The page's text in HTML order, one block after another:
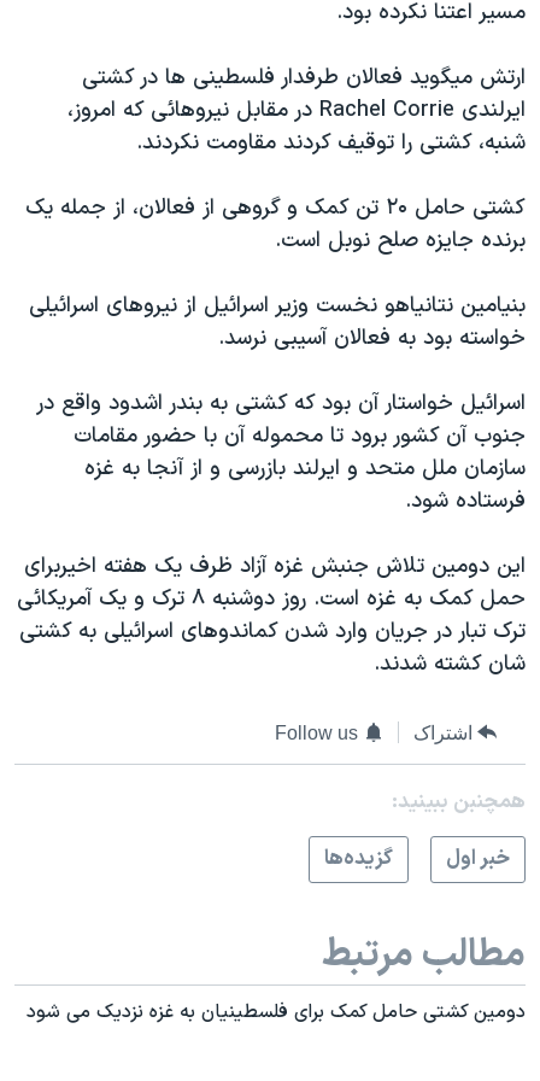
فرهنگ و زندگی
حقوق شهروندی
اقتصادی
علم و فناوری
اسرائیل در جنگ
گالری عکس
مستندها
انتخابات ریاست جمهوری آمریکا ۲۰۲۴
حمله جمهوری اسلامی به اسرائیل
رمز مهسا
ورزش زنان در ایران
اعتراضات زن، زندگی، آزادی
تریبونال مردمی آبان ۹۸
چهل سال گروگان‌گیری
قانون شفافیت دارائی کادر رهبری ایران
اعتراضات مردمی آبان ۹۸
نرگس محمدی برنده جایزه نوبل صلح
همایش محافظه‌کاران آمریکا «سی‌پک»
صفحه‌های ویژه
سفر پرزیدنت ترامپ به چین
دنبال کنید
مسير اعتنا نکرده بود.
ارتش ميگويد فعالان طرفدار فلسطينی ها در کشتی
ايرلندی Rachel Corrie در مقابل نيروهائی که امروز،
شنبه، کشتی را توقيف کردند مقاومت نکردند.
کشتی حامل ۲۰ تن کمک و گروهی از فعالان، از جمله يک
برنده جايزه صلح نوبل است.
بنيامين نتانياهو نخست وزير اسرائيل از نيروهای اسرائيلی
خواسته بود به فعالان آسيبی نرسد.
اسرائيل خواستار آن بود که کشتی به بندر اشدود واقع در
جنوب آن کشور برود تا محموله آن با حضور مقامات
سازمان ملل متحد و ايرلند بازرسی و از آنجا به غزه
فرستاده شود.
اين دومين تلاش جنبش غزه آزاد ظرف يک هفته اخيربرای
حمل کمک به غزه است. روز دوشنبه ۸ ترک و يک آمريکائی
ترک تبار در جريان وارد شدن کماندوهای اسرائيلی به کشتی
شان کشته شدند.
اشتراک Follow us
همچنبن ببینید:
خبر اول
گزيده‌ها
مطالب مرتبط
دومین کشتی حامل کمک برای فلسطینیان به غزه نزدیک می شود